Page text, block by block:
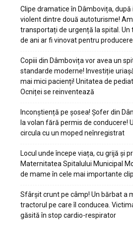
Clipe dramatice în Dâmbovița, după
violent dintre două autoturisme!
transportați de urgență la spital. Un
de ani ar fi vinovat pentru
Copiii din Dâmbovița vor avea un
standarde moderne! Investiție
mai mici pacienți! Unitatea de
Ocniței se reinventează
Inconștiență pe șosea! Șofer din
la volan fără permis de conducere!
circula cu un moped neînregistrat
Locul unde începe viața, cu grijă și
Maternitatea Spitalului Municipal
de mame în cele mai importante
Sfârșit crunt pe câmp! Un bărbat a
tractorul pe care îl conducea.
găsită în stop cardio-respirator